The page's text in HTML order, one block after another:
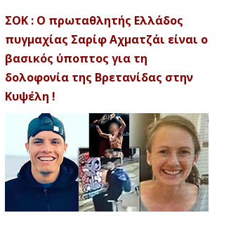
ΣΟΚ : Ο πρωταθλητής Ελλάδος
πυγμαχίας Σαρίφ Αχματζάι είναι ο
βασικός ύποπτος για τη
δολοφονία της Βρετανίδας στην
Κυψέλη !